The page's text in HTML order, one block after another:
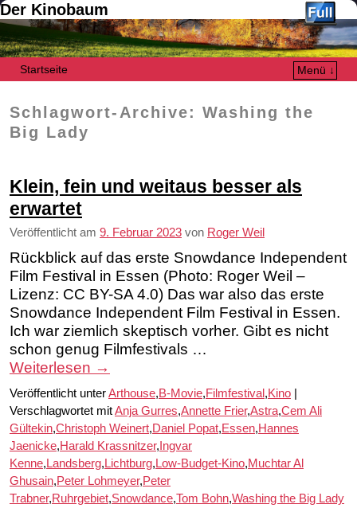
Der Kinobaum
Startseite
Menü ↓
Schlagwort-Archive: Washing the
Big Lady
Klein, fein und weitaus besser als
erwartet
Veröffentlicht am 9. Februar 2023 von Roger Weil
Rückblick auf das erste Snowdance Independent
Film Festival in Essen (Photo: Roger Weil –
Lizenz: CC BY-SA 4.0) Das war also das erste
Snowdance Independent Film Festival in Essen.
Ich war ziemlich skeptisch vorher. Gibt es nicht
schon genug Filmfestivals …
Weiterlesen →
Veröffentlicht unterArthouse,B-Movie,Filmfestival ,Kino
Verschlagwortet mitAnja Gurres,Annette Frier,Astra,Cem Ali
Gültekin,Christoph Weinert,Daniel Popat,Essen,Hannes
Jaenicke,Harald Krassnitzer, Ingvar
Kenne, Landsberg, Lichtburg, Low-Budget-Kino,Muchtar Al
Ghusain,Peter Lohmeyer,Peter
Trabner,Ruhrgebiet,Snowdance,Tom Bohn,Washing the Big Lady